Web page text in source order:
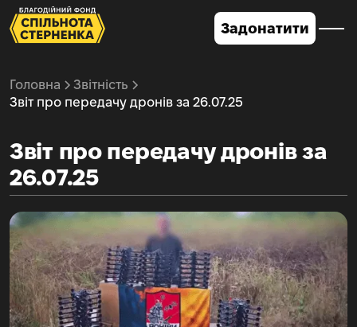
Задонатити
Головна
Звітність
Звіт про передачу дронів за 26.07.25
Звіт про передачу дронів за
26.07.25